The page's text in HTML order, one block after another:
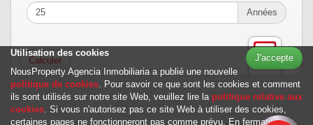
Années
J'accepte
Utilisation des cookies
NousProperty Agencia Inmobiliaria a publié une nouvelle
politique de cookies. Pour savoir ce que sont les cookies et comment
ils sont utilisés sur notre site Web, veuillez lire la politique relative aux
cookies. Si vous n'autorisez pas ce site Web à utiliser des cookies,
certaines pages ne fonctionneront pas comme prévu. En fermant ce